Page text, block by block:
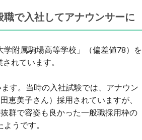
で入社してアナウンサーに
附属駒場高等学校」（偏差値78）を
れています。
す。当時の入社試験では、アナウン
恵美子さん）採用されていますが、
群で容姿も良かった一般職採用枠の
うです。